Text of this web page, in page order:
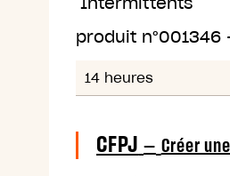
produit n°001346
14 heures
CFPJ — Créer